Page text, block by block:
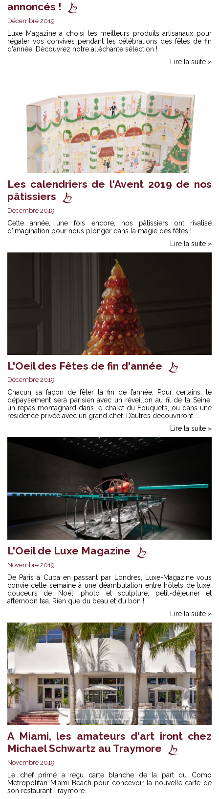
annoncés !
Décembre 2019
Luxe Magazine a choisi les meilleurs produits artisanaux pour
régaler vos convives pendant les célébrations des fêtes de fin
d'année. Découvrez notre alléchante sélection !
Lire la suite »
Les calendriers de l'Avent 2019 de nos
pâtissiers
Décembre 2019
Cette année, une fois encore, nos pâtissiers ont rivalisé
d'imagination pour nous plonger dans la magie des fêtes !
Lire la suite »
L'Oeil des Fêtes de fin d'année
Décembre 2019
Chacun sa façon de fêter la fin de l’année. Pour certains, le
dépaysement sera parisien avec un réveillon au fil de la Seine,
un repas montagnard dans le chalet du Fouquet’s, ou dans une
résidence privée avec un grand chef. D’autres découvriront ...
Lire la suite »
L'Oeil de Luxe Magazine
Novembre 2019
De Paris à Cuba en passant par Londres, Luxe-Magazine vous
convie cette semaine à une déambulation entre hôtels de luxe,
douceurs de Noël, photo et sculpture, petit-déjeuner et
afternoon tea. Rien que du beau et du bon !
Lire la suite »
A Miami, les amateurs d'art iront chez
Michael Schwartz au Traymore
Novembre 2019
Le chef primé a reçu carte blanche de la part du Como
Metropolitan Miami Beach pour concevoir la nouvelle carte de
son restaurant Traymore.